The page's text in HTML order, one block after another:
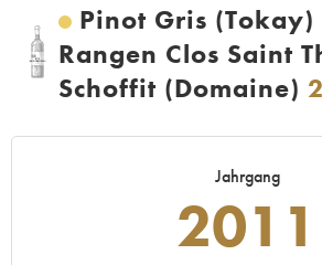
Pinot Gris (Tokay)
Rangen Clos Saint
Schoffit (Domaine)
Jahrgang
2011